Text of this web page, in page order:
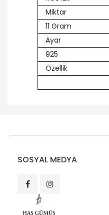
Miktar
11 Gram
Ayar
925
Özellik
SOSYAL MEDYA